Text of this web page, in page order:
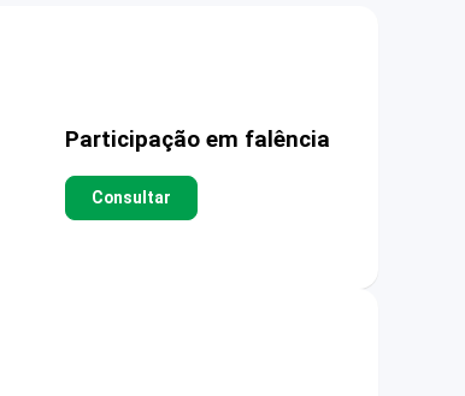
Participação em falência
Consultar